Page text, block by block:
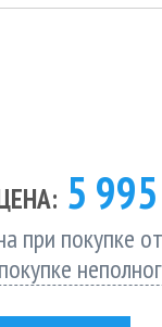
5
при покупке